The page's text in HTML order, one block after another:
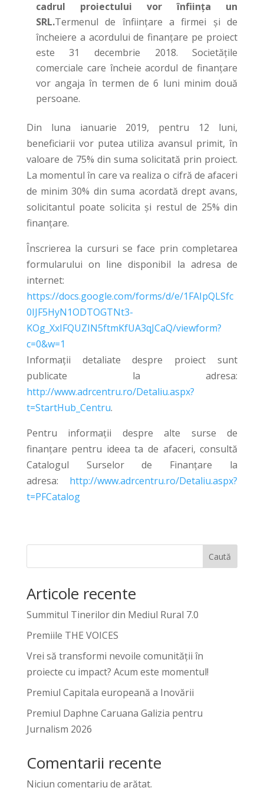
cadrul proiectului vor înființa un
SRL.Termenul de înființare a firmei și de
încheiere a acordului de finanțare pe proiect
este 31 decembrie 2018. Societățile
comerciale care încheie acordul de finanțare
vor angaja în termen de 6 luni minim două
persoane.
Din luna ianuarie 2019, pentru 12 luni,
beneficiarii vor putea utiliza avansul primit, în
valoare de 75% din suma solicitată prin proiect.
La momentul în care va realiza o cifră de afaceri
de minim 30% din suma acordată drept avans,
solicitantul poate solicita și restul de 25% din
finanțare.
Înscrierea la cursuri se face prin completarea
formularului on line disponibil la adresa de
internet:
https://docs.google.com/forms/d/e/1FAIpQLSfc
0IJF5HyN1ODTOGTNt3-
KOg_XxIFQUZIN5ftmKfUA3qJCaQ/viewform?
c=0&w=1
Informații detaliate despre proiect sunt
publicate la adresa:
http://www.adrcentru.ro/Detaliu.aspx?
t=StartHub_Centru.
Pentru informații despre alte surse de
finanțare pentru ideea ta de afaceri, consultă
Catalogul Surselor de Finanțare la
adresa: http://www.adrcentru.ro/Detaliu.aspx?
t=PFCatalog
Caută
Articole recente
Summitul Tinerilor din Mediul Rural 7.0
Premiile THE VOICES
Vrei să transformi nevoile comunității în
proiecte cu impact? Acum este momentul!
Premiul Capitala europeană a Inovării
Premiul Daphne Caruana Galizia pentru
Jurnalism 2026
Comentarii recente
Niciun comentariu de arătat.